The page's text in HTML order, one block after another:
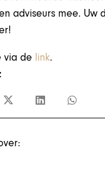
adviseurs mee. Uw
via de link.